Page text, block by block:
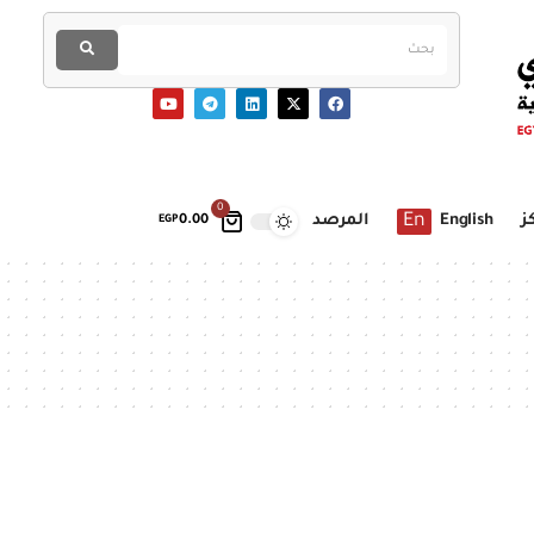
0
EGP0.00 English
En المرصد